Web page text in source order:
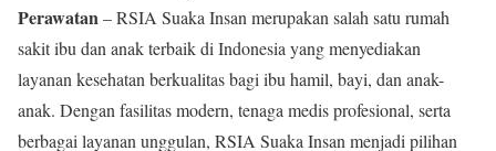
Perawatan– RSIA Suaka Insan merupakan salah satu rumah
sakit ibu dan anak terbaik di Indonesia yang menyediakan
layanan kesehatan berkualitas bagi ibu hamil, bayi, dan anak-
anak. Dengan fasilitas modern, tenaga medis profesional, serta
berbagai layanan unggulan, RSIA Suaka Insan menjadi pilihan